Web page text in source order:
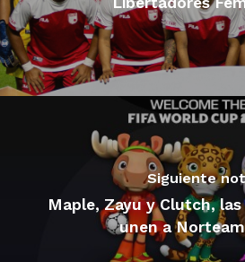
Siguiente
Maple, Zayu y Clutch,
unen a